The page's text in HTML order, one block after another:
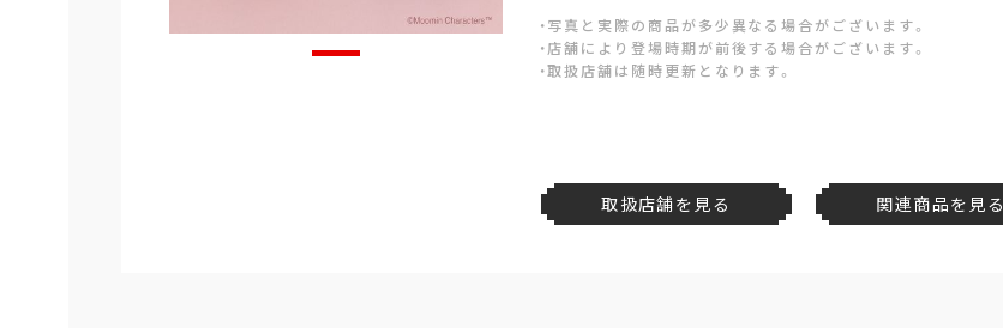
・写真と実際の商品が多少異なる場合がございます。
・店舗により登場時期が前後する場合がございます。
・取扱店舗は随時更新となります。
取扱店舗を見る 関連商品を見る